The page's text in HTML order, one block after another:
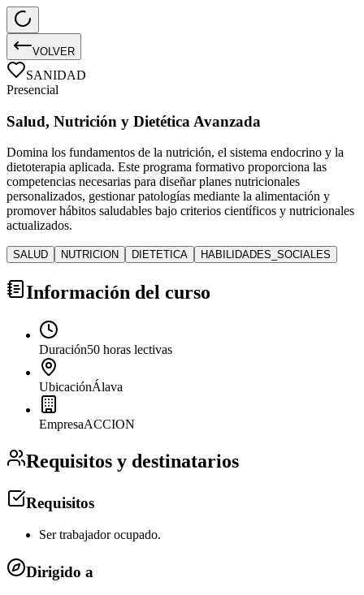
VOLVER
SANIDAD
Presencial
Salud, Nutrición y Dietética Avanzada
Domina los fundamentos de la nutrición, el sistema endocrino y la
dietoterapia aplicada. Este programa formativo proporciona las
competencias necesarias para diseñar planes nutricionales
personalizados, gestionar patologías mediante la alimentación y
promover hábitos saludables bajo criterios científicos y nutricionales
actualizados.
SALUD NUTRICION DIETETICA HABILIDADES_SOCIALES
Información del curso
Duración50 horas lectivas
UbicaciónÁlava
EmpresaACCION
Requisitos y destinatarios
Requisitos
Ser trabajador ocupado.
Dirigido a